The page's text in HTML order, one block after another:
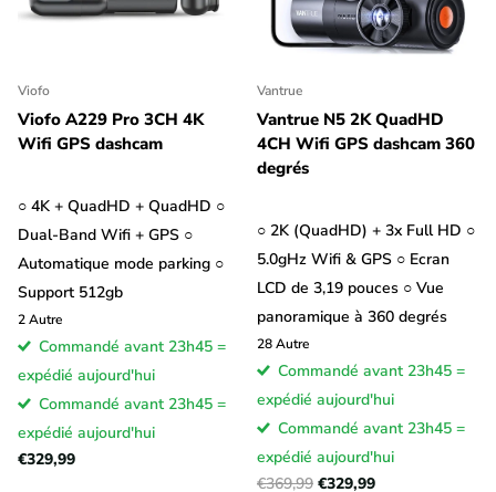
Viofo
Viofo A229 Pro 3CH 4K
Wifi GPS dashcam
○ 4K + QuadHD + QuadHD ○
Dual-Band Wifi + GPS ○
Automatique mode parking ○
Support 512gb
2Autre
Commandé avant 23h45 =
expédié aujourd'hui
Commandé avant 23h45 =
expédié aujourd'hui
€329,99
Vantrue
Vantrue N5 2K QuadHD
4CH Wifi GPS dashcam 360
degrés
○ 2K (QuadHD) + 3x Full HD ○
5.0gHz Wifi & GPS ○ Ecran
LCD de 3,19 pouces ○ Vue
panoramique à 360 degrés
28Autre
Commandé avant 23h45 =
expédié aujourd'hui
Commandé avant 23h45 =
expédié aujourd'hui
€369,99 €329,99